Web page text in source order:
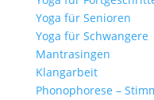
Yoga für Senioren
Yoga für Schwangere
Mantrasingen
Klangarbeit
Phonophorese –